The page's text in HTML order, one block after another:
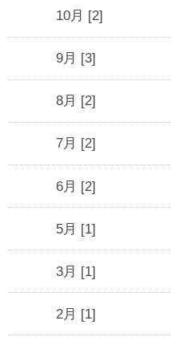
10月 [2]
9月 [3]
8月 [2]
7月 [2]
6月 [2]
5月 [1]
3月 [1]
2月 [1]